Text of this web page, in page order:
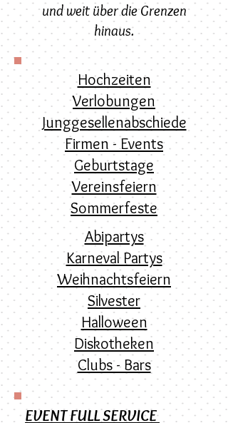
und weit über die Grenzen
hinaus.
Hochzeiten
Verlobungen
Junggesellenabschiede
Firmen - Events
Geburtstage
Vereinsfeiern
Sommerfeste
Abipartys
Karneval Partys
Weihnachtsfeiern
Silvester
Halloween
Diskotheken
Clubs - Bars
EVENT FULL SERVICE